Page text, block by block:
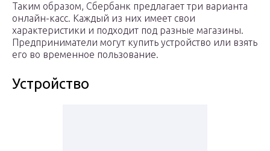
Таким образом, Сбербанк предлагает три варианта
онлайн-касс. Каждый из них имеет свои
характеристики и подходит под разные магазины.
Предприниматели могут купить устройство или взять
его во временное пользование.
Устройство